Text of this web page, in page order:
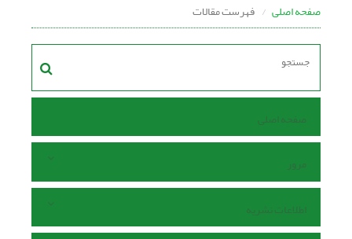
صفحه اصلی فهرست مقالات
صفحه اصلی
مرور
اطلاعات نشریه